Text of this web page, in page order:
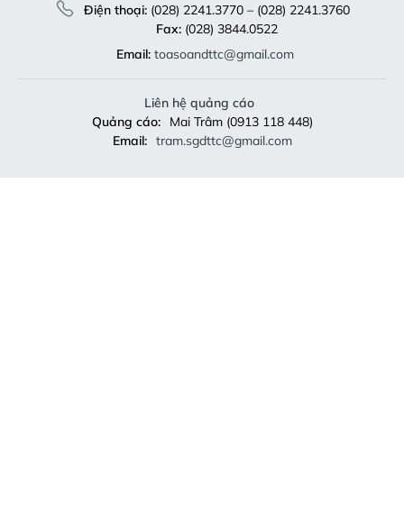
Điện thoại:(028) 2241.3770 – (028) 2241.3760
Fax:(028) 3844.0522
Email: toasoandttc@gmail.com
Liên hệ quảng cáo
Quảng cáo:
Mai Trâm (0913 118 448)
Email: tram.sgdttc@gmail.com